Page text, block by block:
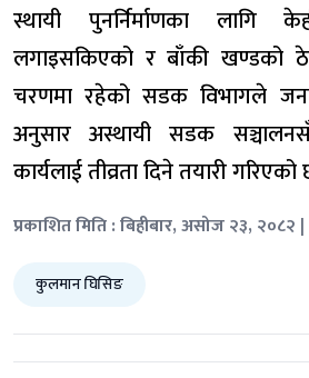
स्थायी पुनर्निर्माणका
लगाइसकिएको र बाँकी खण्डको
चरणमा रहेको सडक विभागले
अनुसार अस्थायी सडक
कार्यलाई तीव्रता दिने तयारी गरिएको
प्रकाशित मिति : बिहीबार, असोज २३,
कुलमान घिसिङ